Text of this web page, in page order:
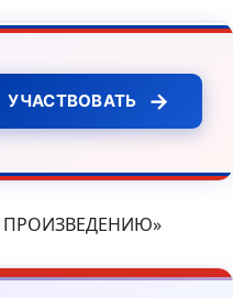
УЧАСТВОВАТЬ →
ПРОИЗВЕДЕНИЮ»